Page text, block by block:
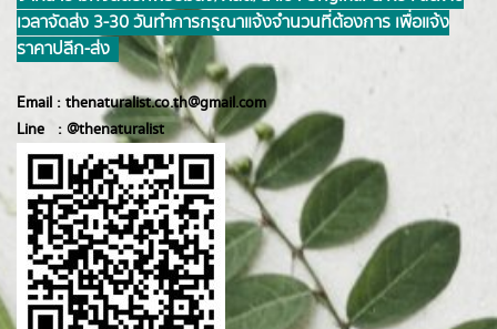
เวลาจัดส่ง 3-30 วันทำการ กรุณาแจ้งจำนวนที่ต้องการ เพื่อแจ้ง
ราคาปลีก-ส่ง
Email : thenaturalist.co.th@gmail.com
Line : @thenaturalist